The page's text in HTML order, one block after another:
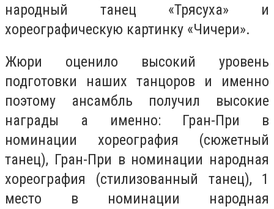
народный танец «Трясуха» и
хореографическую картинку «Чичери».
Жюри оценило высокий уровень
подготовки наших танцоров и именно
поэтому ансамбль получил высокие
награды а именно: Гран-При в
номинации хореография (сюжетный
танец), Гран-При в номинации народная
хореография (стилизованный танец), 1
место в номинации народная